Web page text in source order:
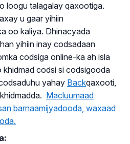
loogu talagalay qaxootiga.
u gaar yihiin
oo kaliya. Dhinacyada
yihiin inay codsadaan
codsiga online-ka ah isla
codsi si codsigooda
yahay Backqaxooti,
Macluumaad
barnaamijyadooda, waxaad